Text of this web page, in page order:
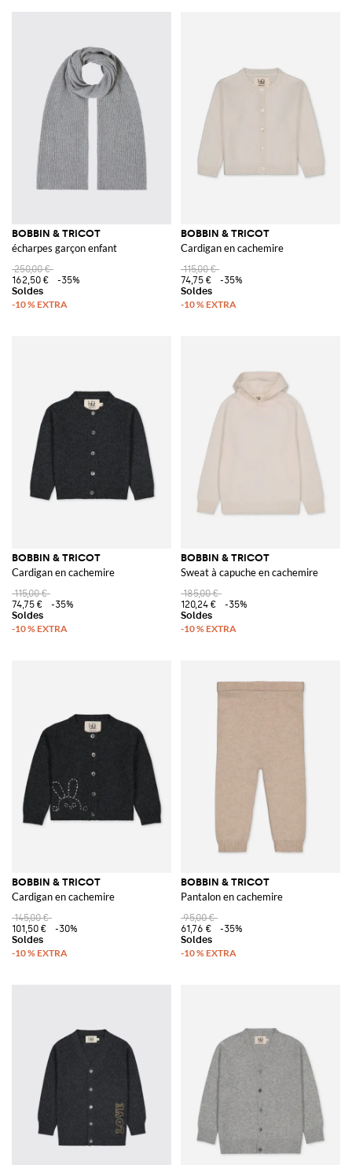
BOBBIN & TRICOT
écharpes garçon enfant
250,00 €
162,50 €
-35%
BOBBIN & TRICOT
Cardigan en cachemire
115,00 €
74,75 €
-35%
BOBBIN & TRICOT
Cardigan en cachemire
115,00 €
74,75 €
-35%
BOBBIN & TRICOT
Sweat à capuche en cachemire
185,00 €
120,24 €
-35%
BOBBIN & TRICOT
Cardigan en cachemire
145,00 €
101,50 €
-30%
BOBBIN & TRICOT
Pantalon en cachemire
95,00 €
61,76 €
-35%